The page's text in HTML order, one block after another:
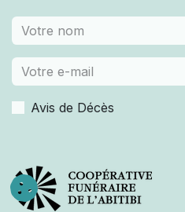
Avis de Décès